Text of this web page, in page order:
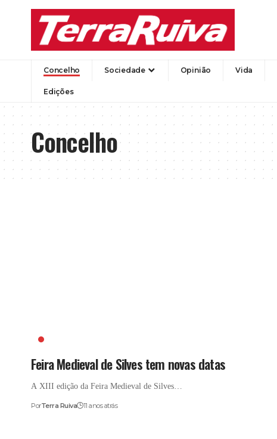
Concelho Sociedade Opinião Vida
Edições
Concelho
Feira Medieval de Silves tem novas datas
A XIII edição da Feira Medieval de Silves…
PorTerra Ruiva 11 anos atrás